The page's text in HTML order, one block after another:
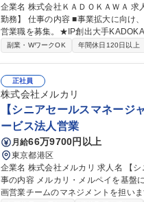
企業名 株式会社ＫＡＤＯＫＡＷＡ 求人名 ★ライセンス営業(ゲーム･MD)/アニメ事業【フルフレックス･原則在宅
勤務】 仕事の内容 ■事業拡大に向け、海外ライセンシーに、当社アニメIPのゲーム化権（ゲームコラボ含む）の
営業職を募集。★IP創出大手
働き方◎★ 実務経験を持ち、前線で自律自走できる方を想定。 【具体的には】海外ライセンシーとのMTG、諸条
企画の精査、スケジュール管理、監
副業・WワークOK 年間休日120日以上
正社員
株式会社メルカリ
【シニアセールスマネー
ービス法人営業
月給66万9700円以上
東京都港区
企業名 株式会社メルカリ 求人名 【シニアセールスマネージャー - Merpay】スマホ決済サービス「メルペイ」 仕
事の内容 メルカリ・メルペイを基盤
画営業チームのマネジメントを担います